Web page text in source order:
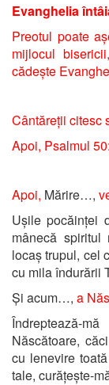
Evanghelia
Preotul poate
mijlocul
cădește
Cântăreții citesc
Apoi, Psalmul 50:
Apoi, Mărire…,
Ușile pocăinței
mânecă
locaș trupul, cel
cu mila îndurării
Și acum…, a
Îndreptează-
Născătoare,
cu lenevire
tale, curățește-